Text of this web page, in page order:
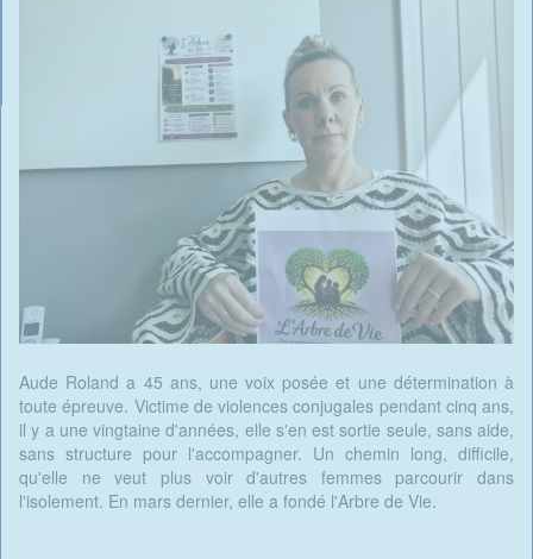
Aude Roland a 45 ans, une voix posée et une détermination à
toute épreuve. Victime de violences conjugales pendant cinq ans,
il y a une vingtaine d'années, elle s'en est sortie seule, sans aide,
sans structure pour l'accompagner. Un chemin long, difficile,
qu'elle ne veut plus voir d'autres femmes parcourir dans
l'isolement. En mars dernier, elle a fondé l'Arbre de Vie.